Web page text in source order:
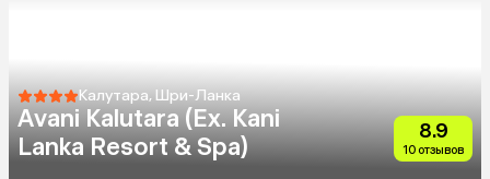
Калутара, Шри-Ланка
Avani Kalutara (Ex. Kani
Lanka Resort & Spa)
8.9
10 отзывов